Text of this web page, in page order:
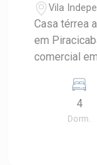
Vila
Casa térrea
em
comercial em
ambientes -
Lavabo -
cobertas -
4
Dorm.